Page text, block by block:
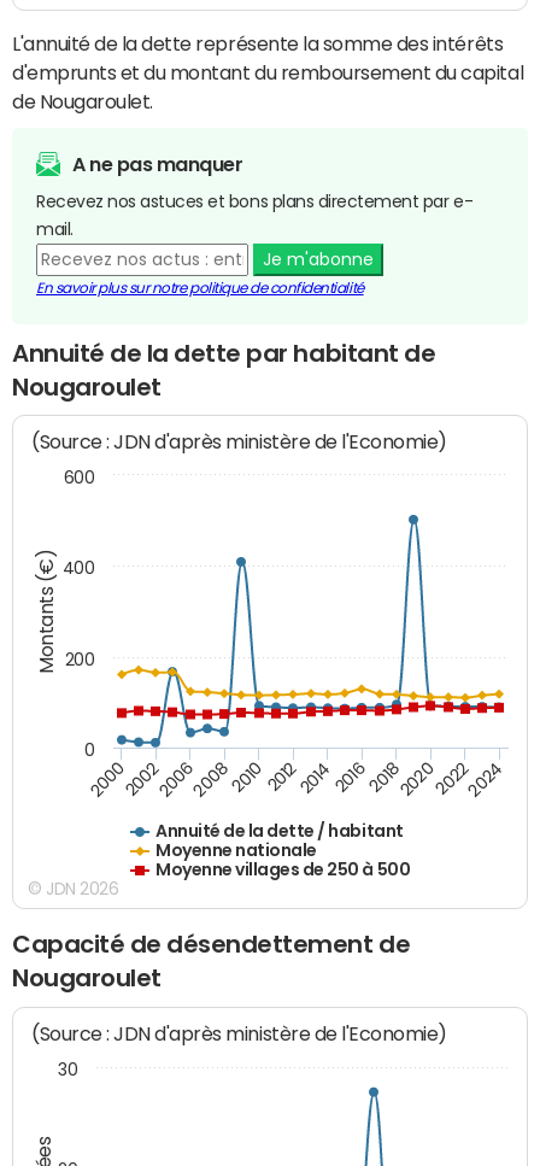
L'annuité de la dette représente la somme des intérêts
d'emprunts et du montant du remboursement du capital
de Nougaroulet.
A ne pas manquer
Recevez nos astuces et bons plans directement par e-
mail.
Je m'abonne
En savoir plus sur notre politique de confidentialité
Annuité de la dette par habitant de
Nougaroulet
Montants (€)
(Source : JDN d'après ministère de l'Economie)
Annuité de la dette / habitant
Moyenne nationale
Moyenne villages de 250 à 500
20002002200620082010 2012201420162018202020222024
0
200
400
600
© JDN 2026
Capacité de désendettement de
Nougaroulet
(Source : JDN d'après ministère de l'Economie)
30